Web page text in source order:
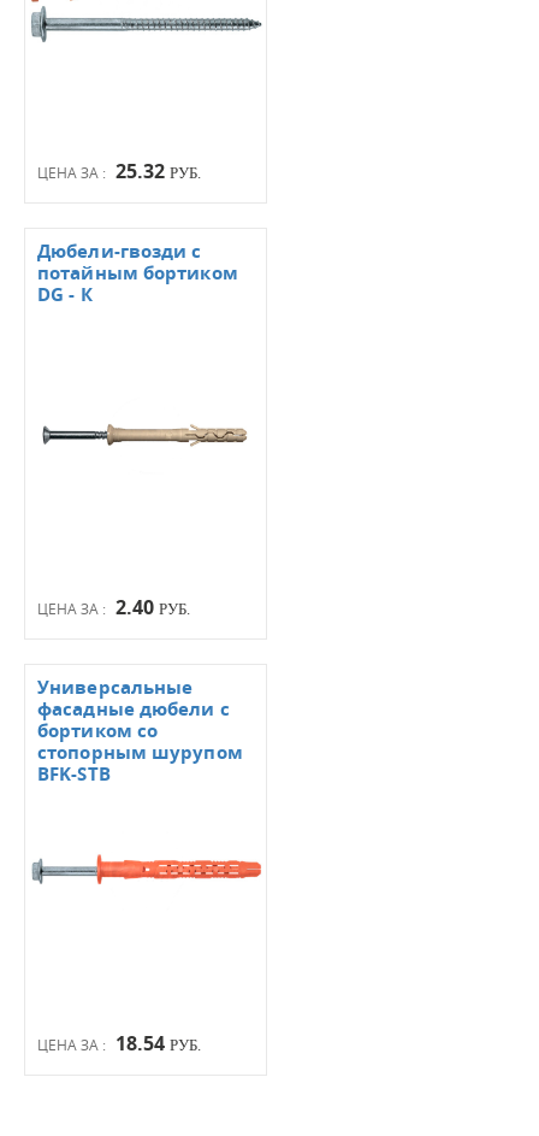
ЦЕНА ЗА : 25.32 РУБ.
ЦЕНА ЗА : 2.40 РУБ.
Дюбели-гвозди с
потайным бортиком
DG - К
ЦЕНА ЗА : 18.54 РУБ.
Универсальные
фасадные дюбели с
бортиком со
стопорным шурупом
BFK-STB